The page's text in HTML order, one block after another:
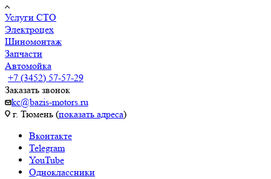
Услуги СТО
Электроцех
Шиномонтаж
Запчасти
Автомойка
+7 (3452) 57-57-29
Заказать звонок
kc@bazis-motors.ru
г. Тюмень (показать адреса)
Вконтакте
Telegram
YouTube
Одноклассники